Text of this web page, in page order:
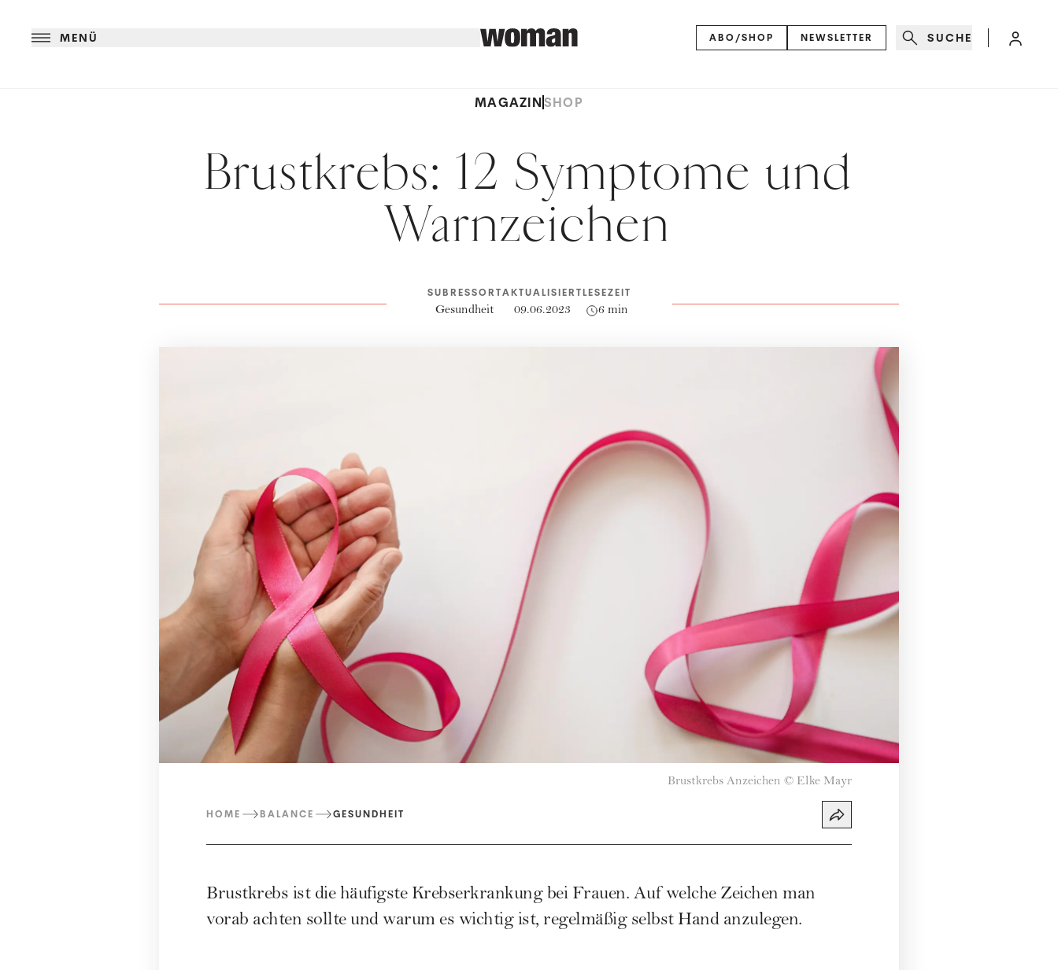
MENÜ ABO/SHOP NEWSLETTER SUCHE
MAGAZINSHOP
Brustkrebs: 12 Symptome und
Warnzeichen
SUBRESSORT
Gesundheit
AKTUALISIERT
09.06.2023
LESEZEIT
6 min
Brustkrebs Anzeichen © Elke Mayr
HOME BALANCE GESUNDHEIT
Brustkrebs ist die häufigste Krebserkrankung bei Frauen. Auf welche Zeichen man
vorab achten sollte und warum es wichtig ist, regelmäßig selbst Hand anzulegen.